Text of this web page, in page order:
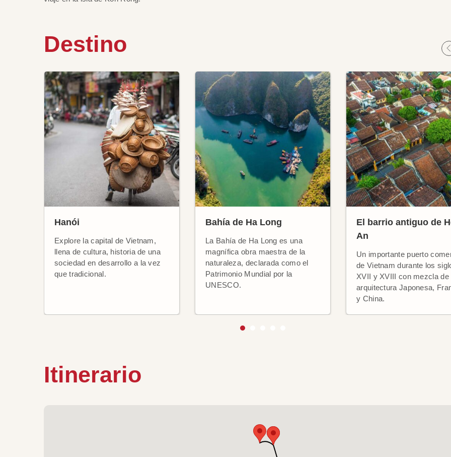
Destino
Hanói
Explore la capital de Vietnam,
llena de cultura, historia de una
sociedad en desarrollo a la vez
que tradicional.
Bahía de Ha Long
La Bahía de Ha Long es una
magnífica obra maestra de la
naturaleza, declarada como el
Patrimonio Mundial por la
UNESCO.
El barrio antiguo de
An
Un importante puerto
de Vietnam durante los
XVII y XVIII con mezcla de
arquitectura Japonesa,
y China.
Itinerario